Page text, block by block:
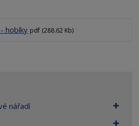
hobíky pdf (288.62 Kb)
nářadí